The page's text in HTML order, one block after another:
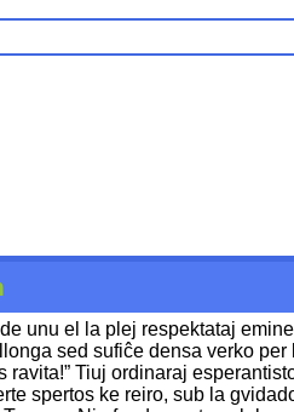
unu el la plej respektataj
sed sufiĉe densa verko
ravita!” Tiuj ordinaraj
spertos ke reiro, sub la